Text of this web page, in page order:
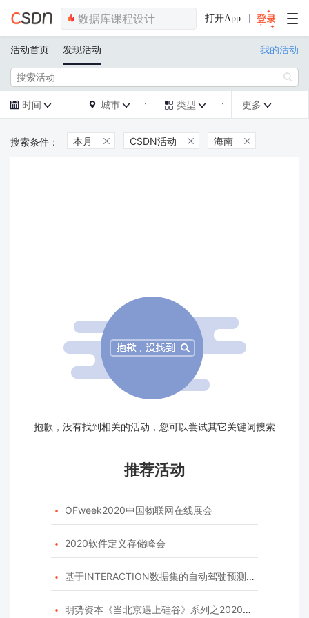
打开App
活动首页 发现活动 我的活动

 时间   城市   类型  更多 
本月  CSDN活动  海南 
抱歉，没有找到相关的活动，您可以尝试其它关键词搜索
推荐活动
 OFweek2020中国物联网在线展会
 2020软件定义存储峰会
 基于INTERACTION数据集的自动驾驶预测模型挑战赛
 明势资本《当北京遇上硅谷》系列之2020年度开源峰会